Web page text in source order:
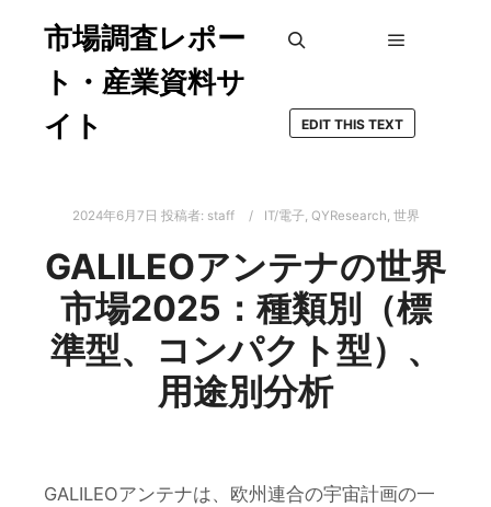
市場調査レポー
ト・産業資料サ
イト
EDIT THIS TEXT
2024年6月7日 投稿者: staff IT/電子, QYResearch, 世界
GALILEOアンテナの世界
市場2025：種類別（標
準型、コンパクト型）、
用途別分析
GALILEOアンテナは、欧州連合の宇宙計画の一